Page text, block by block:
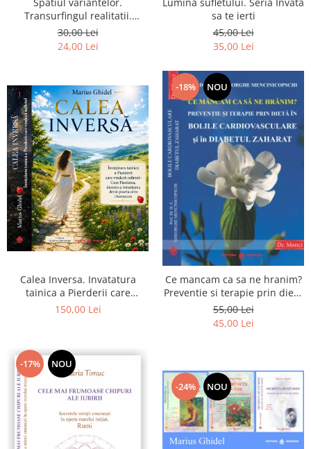
Transurfingul realitatii.
Gradul 1. Cum sa ne
dezvoltam intuitia si sa ne
30,00 Lei
24,00 Lei
sa te ierti
45,00 Lei
35,00 Lei
Calea Inversa. Invatatura
tainica a Pierderii care
vindeca sufletul - Cum
150,00 Lei
-18% NOU
Ce mancam ca sa ne hranim?
Preventie si terapie prin dieta
in bolile cardiovasculare si in
diabetul zaharat
55,00 Lei
45,00 Lei
-17% NOU
-24% NOU